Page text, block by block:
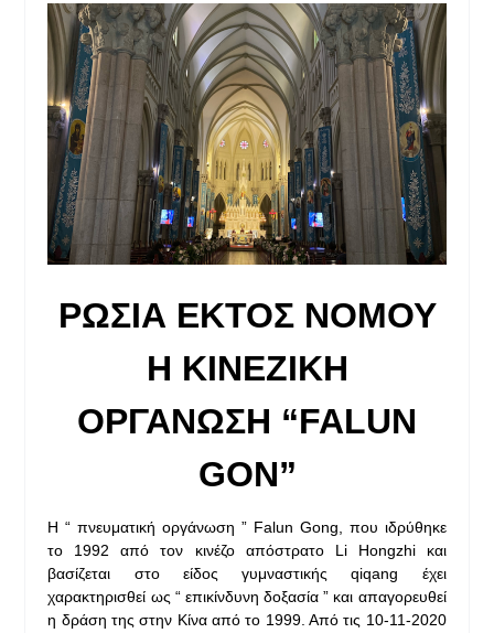
ΡΩΣΙΑ ΕΚΤΟΣ ΝΟΜΟΥ
Η ΚΙΝΕΖΙΚΗ
ΟΡΓΑΝΩΣΗ “FALUN
GON”
H “ πνευματική οργάνωση ” Falun Gong, που ιδρύθηκε
το 1992 από τον κινέζο απόστρατο Li Hongzhi και
βασίζεται στο είδος γυμναστικής qiqang έχει
χαρακτηρισθεί ως “ επικίνδυνη δοξασία ” και απαγορευθεί
η δράση της στην Κίνα από το 1999. Από τις 10-11-2020